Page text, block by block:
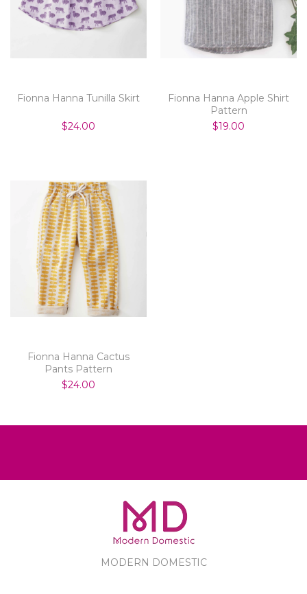
Fionna Hanna Tunilla Skirt
$24.00
Fionna Hanna Apple Shirt
Pattern
$19.00
Fionna Hanna Cactus
Pants Pattern
$24.00
MODERN DOMESTIC